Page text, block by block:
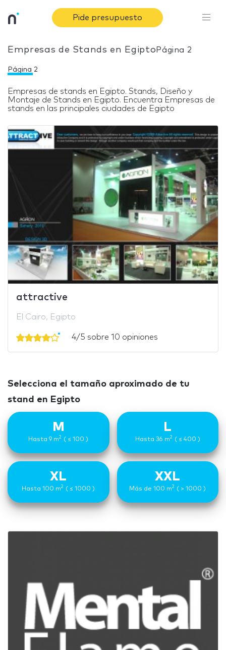
Pide presupuesto
Empresas de Stands en Egipto Página 2
Página 2
Empresas de stands en Egipto. Stands, Diseño y
Montaje de Stands en Egipto. Encuentra Empresas de
stands en las principales ciudades de Egipto
attractive
El Cairo, Egipto
4/5 sobre 10 opiniones
Selecciona el tamaño aproximado de tu
stand en Egipto
M
Hasta 9 m2 ( ≤ 100 )
L
Hasta 36 m2 ( ≤ 400 )
XL
Hasta 100 m2 ( ≤ 1000 )
XXL
Más de 100 m2 ( > 1000 )